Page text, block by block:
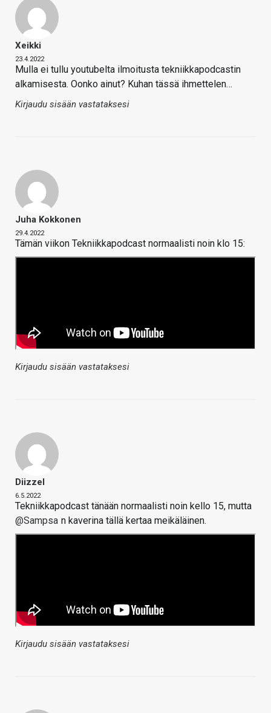
Xeikki
23.4.2022
Mulla ei tullu youtubelta ilmoitusta tekniikkapodcastin
alkamisesta. Oonko ainut? Kuhan tässä ihmettelen…
Kirjaudu sisään vastataksesi
Juha Kokkonen
29.4.2022
Tämän viikon Tekniikkapodcast normaalisti noin klo 15:
Kirjaudu sisään vastataksesi
Diizzel
6.5.2022
Tekniikkapodcast tänään normaalisti noin kello 15, mutta
@Sampsa n kaverina tällä kertaa meikäläinen.
Kirjaudu sisään vastataksesi